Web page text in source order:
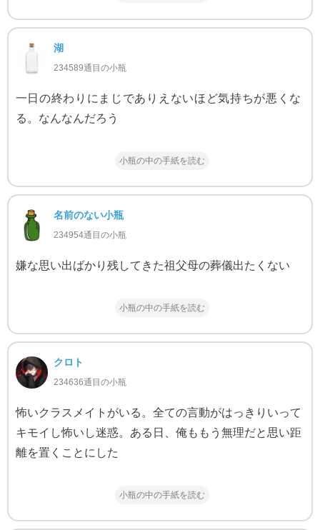
湖
234589通目の小瓶
一日の終わりにまじでありえないほど気持ちが悪くな
る。なんなんだろう
小瓶の中の手紙を読む
名前のない小瓶
234954通目の小瓶
嫌な思い出ばかり残してきた祖父母の葬儀出たくない
小瓶の中の手紙を読む
クロト
234636通目の小瓶
怖いクラスメイトがいる。全ての言動がはっきりいって
キモイし怖いし迷惑。ある日、俺ももう無理だと思い距
離を置くことにした
小瓶の中の手紙を読む